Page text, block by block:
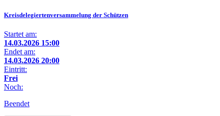
Kreisdelegiertenversammelung der Schützen
Startet am:
14.03.2026 15:00
Endet am:
14.03.2026 20:00
Eintritt:
Frei
Noch:
Beendet